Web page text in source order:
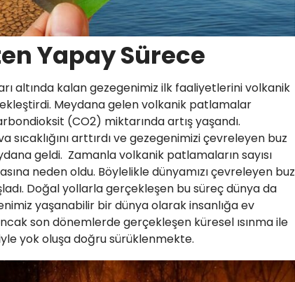
Yapay Sürece
altında kalan gezegenimiz ilk faaliyetlerini volkanik
Meydana gelen volkanik patlamalar
(CO2) miktarında artış yaşandı.
sıcaklığını arttırdı ve gezegenimizi çevreleyen buz
geldi. Zamanla volkanik patlamaların sayısı
neden oldu. Böylelikle dünyamızı çevreleyen buz
Doğal yollarla gerçekleşen bu süreç dünya da
yaşanabilir bir dünya olarak insanlığa ev
son dönemlerde gerçekleşen küresel ısınma ile
yok oluşa doğru sürüklenmekte.